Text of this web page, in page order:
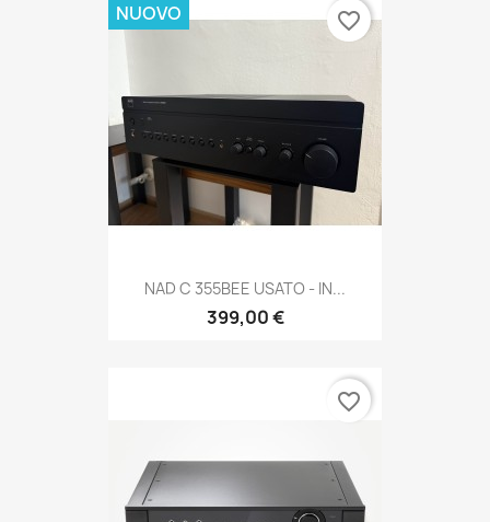
NAD C 355BEE USATO - IN...
399,00 €
NUOVO favorite_border
favorite_border